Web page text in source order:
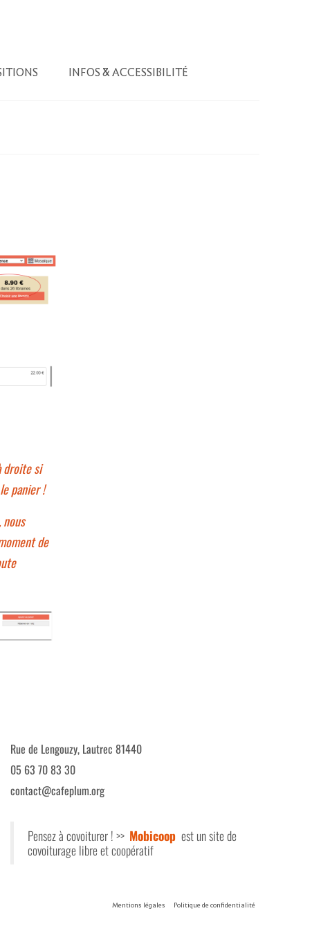
INFOS & ACCESSIBILITÉ
droite si
panier !
de
Rue de Lengouzy, Lautrec 81440
05 63 70 83 30
contact@cafeplum.org
Pensez à covoiturer ! >> Mobicoop est un site de
covoiturage libre et coopératif
Mentions légales Politique de confidentialité